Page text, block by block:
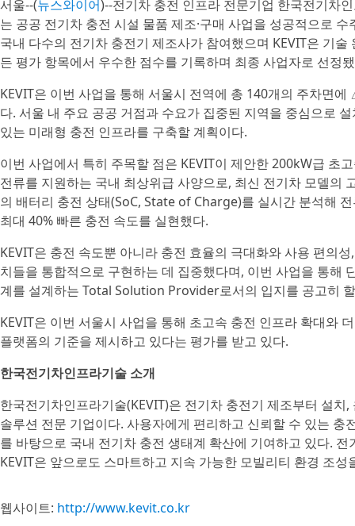
서울--(뉴스와이어)--전기차 충전 인프라 전문기업 한국전기차
는 공공 전기차 충전 시설 물품 제조·구매 사업을 성공적으로
국내 다수의 전기차 충전기 제조사가 참여했으며 KEVIT은 기
든 평가 항목에서 우수한 점수를 기록하며 최종 사업자로 선정
KEVIT은 이번 사업을 통해 서울시 전역에 총 140개의 주차면
다. 서울 내 주요 공공 거점과 수요가 집중된 지역을 중심으로
있는 미래형 충전 인프라를 구축할 계획이다.
이번 사업에서 특히 주목할 점은 KEVIT이 제안한 200kW급 초
전류를 지원하는 국내 최상위급 사양으로, 최신 전기차 모델의
의 배터리 충전 상태(SoC, State of Charge)를 실시간 분석해
최대 40% 빠른 충전 속도를 실현했다.
KEVIT은 충전 속도뿐 아니라 충전 효율의 극대화와 사용 편의
치들을 통합적으로 구현하는 데 집중했다며, 이번 사업을 통해
계를 설계하는 Total Solution Provider로서의 입지를 공고히
KEVIT은 이번 서울시 사업을 통해 초고속 충전 인프라 확대와
플랫폼의 기준을 제시하고 있다는 평가를 받고 있다.
한국전기차인프라기술 소개
한국전기차인프라기술(KEVIT)은 전기차 충전기 제조부터 설
솔루션 전문 기업이다. 사용자에게 편리하고 신뢰할 수 있는
를 바탕으로 국내 전기차 충전 생태계 확산에 기여하고 있다.
KEVIT은 앞으로도 스마트하고 지속 가능한 모빌리티 환경 조
웹사이트: http://www.kevit.co.kr